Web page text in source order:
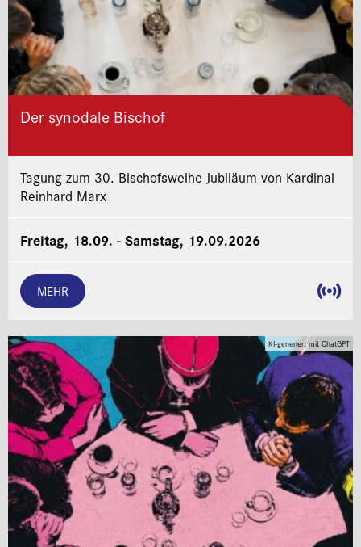
Der synodale Bischof
Tagung zum 30. Bischofsweihe-Jubiläum von Kardinal
Reinhard Marx
Freitag, 18.09. - Samstag, 19.09.2026
MEHR
KI-generiert mit ChatGPT